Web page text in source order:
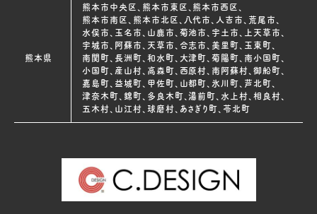
熊本県
熊本市中央区、熊本市東区、熊本市西区、
熊本市南区、熊本市北区、八代市、人吉市、荒尾市、
水俣市、玉名市、山鹿市、菊池市、宇土市、上天草市、
宇城市、阿蘇市、天草市、合志市、美里町、玉東町、
南関町、長洲町、和水町、大津町、菊陽町、南小国町、
小国町、産山村、高森町、西原村、南阿蘇村、御船町、
嘉島町、益城町、甲佐町、山都町、氷川町、芦北町、
津奈木町、錦町、多良木町、湯前町、水上村、相良村、
五木村、山江村、球磨村、あさぎり町、苓北町